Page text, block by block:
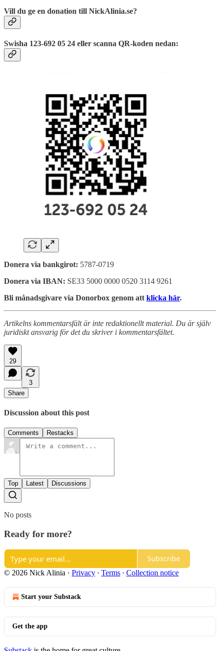
Vill du ge en donation till NickAlinia.se?
Swisha 123-692 05 24 eller scanna QR-koden nedan:
Donera via bankgirot: 5787-0719
Donera via IBAN: SE33 5000 0000 0520 3114 9261
Bli månadsgivare via Donorbox genom att klicka här.
Artikelns kommentarsfält är inte redaktionellt material. Du är själv
juridiskt ansvarig för det du skriver i kommentarsfältet.
29
3
Share
Discussion about this post
Comments Restacks
Top Latest Discussions
No posts
Ready for more?
Subscribe
© 2026 Nick Alinia · Privacy ∙ Terms ∙ Collection notice
Start your Substack
Get the app